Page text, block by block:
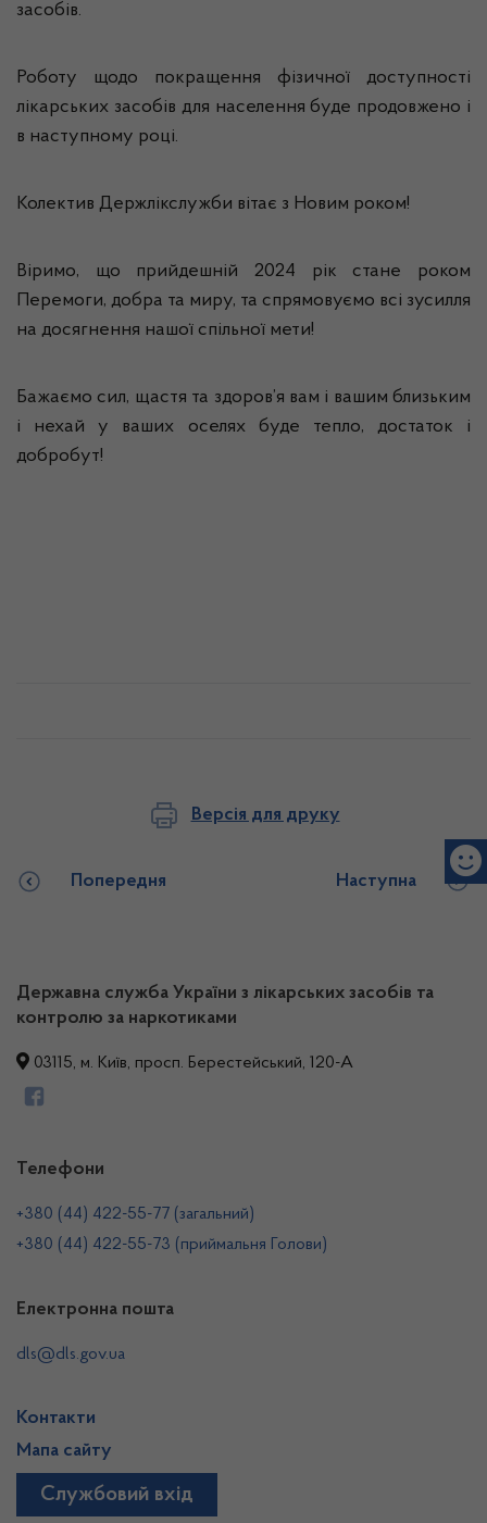
засобів.
Роботу щодо покращення фізичної доступності
лікарських засобів для населення буде продовжено і
в наступному році.
Колектив Держлікслужби вітає з Новим роком!
Віримо, що прийдешній 2024 рік стане роком
Перемоги, добра та миру, та спрямовуємо всі зусилля
на досягнення нашої спільної мети!
Бажаємо сил, щастя та здоров’я вам і вашим близьким
і нехай у ваших оселях буде тепло, достаток і
добробут!
Версія для друку
Попередня Наступна
Державна служба України з лікарських засобів та
контролю за наркотиками
03115, м. Київ, просп. Берестейський, 120-А
Телефони
+380 (44) 422-55-77 (загальний)
+380 (44) 422-55-73 (приймальня Голови)
Електронна пошта
dls@dls.gov.ua
Контакти
Мапа сайту
Службовий вхід